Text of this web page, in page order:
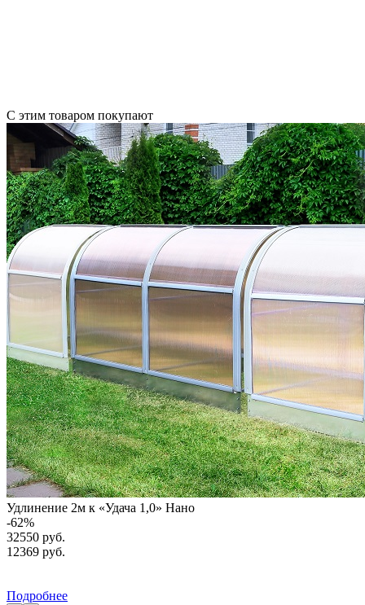
С этим товаром покупают
Удлинение 2м к «Удача 1,0» Нано
-62%
32550 руб.
12369 руб.
Подробнее